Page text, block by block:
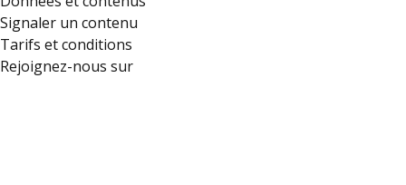
Signaler un contenu
Tarifs et conditions
Rejoignez-nous sur